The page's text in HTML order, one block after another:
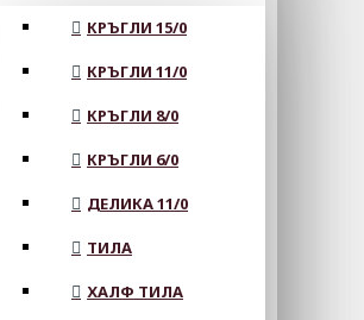
КРЪГЛИ 15/0
КРЪГЛИ 11/0
КРЪГЛИ 8/0
КРЪГЛИ 6/0
ДЕЛИКА 11/0
ТИЛА
ХАЛФ ТИЛА